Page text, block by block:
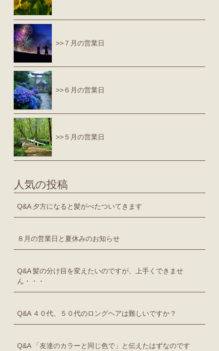
>>７月の営業日
>>６月の営業日
>>５月の営業日
人気の投稿
Q&A 夕方になると髪がべたついてきます
８月の営業日と夏休みのお知らせ
Q&A 髪の分け目を変えたいのですが、上手くできませ
ん・・・
Q&A ４０代、５０代のロングヘアは難しいですか？
Q&A 「友達のカラーと同じ色で」と伝えたはずなのです